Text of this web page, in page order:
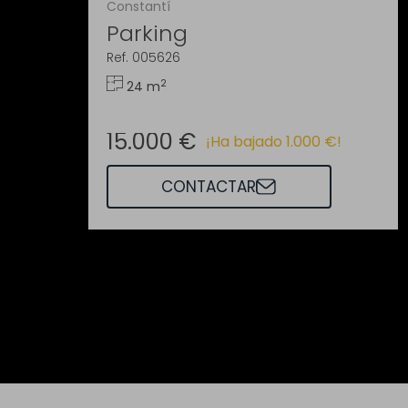
Constantí
Parking
Ref. 005626
24 m2
15.000 € ¡Ha bajado 1.000 €!
CONTACTAR